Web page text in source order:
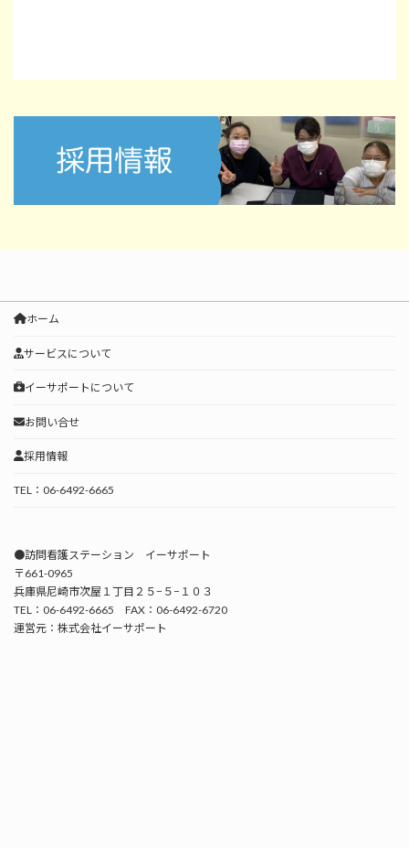
ホーム
サービスについて
イーサポートについて
お問い合せ
採用情報
TEL：06-6492-6665
●訪問看護ステーション イーサポート
〒661-0965
兵庫県尼崎市次屋１丁目２５−５−１０３
TEL：06-6492-6665 FAX：06-6492-6720
運営元：株式会社イーサポート